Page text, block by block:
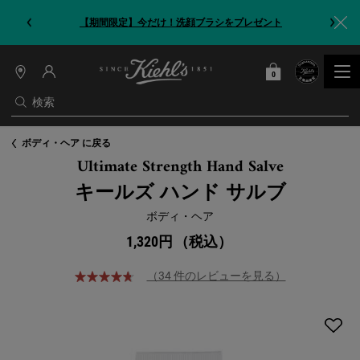
【期間限定】今だけ！洗顔ブラシをプレゼント
検索
店
情
報
カート
0
0 カート内の製品
ボディ・ヘア に戻る
Ultimate Strength Hand Salve
キールズ ハンド サルブ
ボディ・ヘア
1,320円 （税込）
（34 件のレビューを見る）